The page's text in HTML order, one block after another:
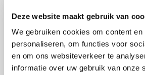
Deze website maakt gebruik van
We gebruiken cookies om content
personaliseren, om functies voor
en om ons websiteverkeer te
informatie over uw gebruik van onze
Vidaxl Lampenlicht.be